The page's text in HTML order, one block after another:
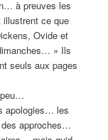
à preuves les
illustrent ce que
Ovide et
» Ils
seuls aux pages
apologies… les
approches…